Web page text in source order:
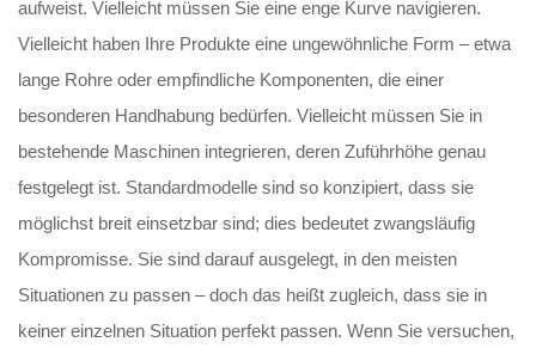
aufweist. Vielleicht müssen Sie eine enge Kurve navigieren.
Vielleicht haben Ihre Produkte eine ungewöhnliche Form – etwa
lange Rohre oder empfindliche Komponenten, die einer
besonderen Handhabung bedürfen. Vielleicht müssen Sie in
bestehende Maschinen integrieren, deren Zuführhöhe genau
festgelegt ist. Standardmodelle sind so konzipiert, dass sie
möglichst breit einsetzbar sind; dies bedeutet zwangsläufig
Kompromisse. Sie sind darauf ausgelegt, in den meisten
Situationen zu passen – doch das heißt zugleich, dass sie in
keiner einzelnen Situation perfekt passen. Wenn Sie versuchen,